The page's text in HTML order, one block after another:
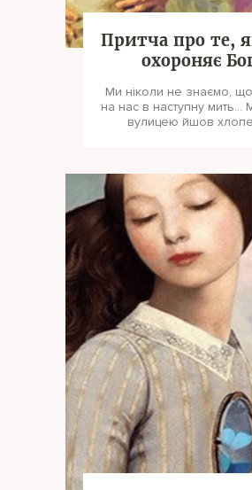
Притча про те,
охороняє
Ми ніколи не знаємо,
на нас в наступну мить… Міською
вулицею йшов